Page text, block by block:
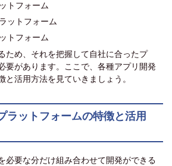
トフォーム
ットフォーム
トフォーム
ため、それを把握して自社に合ったプ
要があります。ここで、各種アプリ開発
と活用方法を見ていきましょう。
ラットフォームの特徴と活用
必要な分だけ組み合わせて開発ができる